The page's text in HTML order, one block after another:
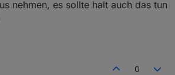
nehmen, es sollte halt auch das tun
0